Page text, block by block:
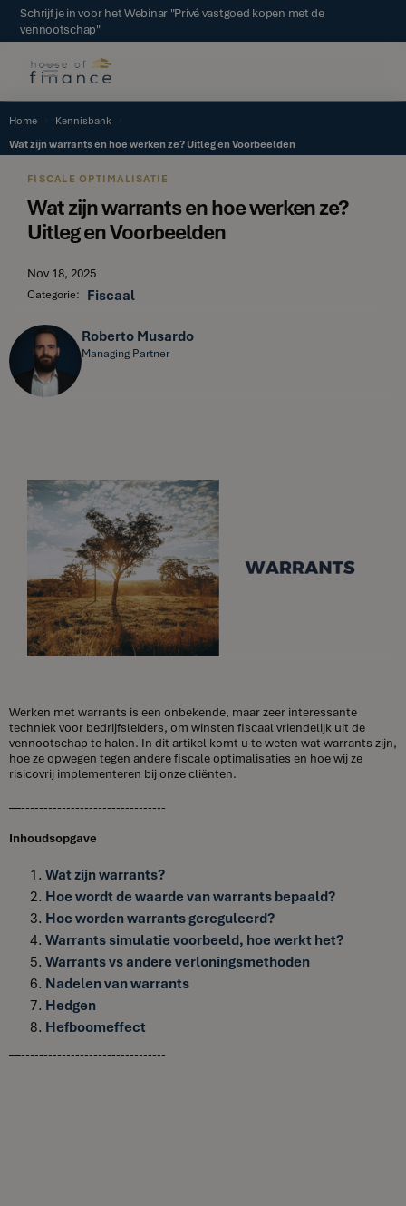
Schrijf je in voor het Webinar "Privé vastgoed kopen met de
vennootschap"
Home
Kennisbank
Wat zijn warrants en hoe werken ze? Uitleg en Voorbeelden
FISCALE OPTIMALISATIE
Wat zijn warrants en hoe werken ze?
Uitleg en Voorbeelden
Nov 18, 2025
Categorie: Fiscaal
Roberto Musardo
Managing Partner
Werken met warrants is een onbekende, maar zeer interessante
techniek voor bedrijfsleiders, om winsten fiscaal vriendelijk uit de
vennootschap te halen. In dit artikel komt u te weten wat warrants zijn,
hoe ze opwegen tegen andere fiscale optimalisaties en hoe wij ze
risicovrij implementeren bij onze cliënten.
—--------------------------------
Inhoudsopgave
Wat zijn warrants?
Hoe wordt de waarde van warrants bepaald?
Hoe worden warrants gereguleerd?
Warrants simulatie voorbeeld, hoe werkt het?
Warrants vs andere verloningsmethoden
Nadelen van warrants
Hedgen
Hefboomeffect
—--------------------------------